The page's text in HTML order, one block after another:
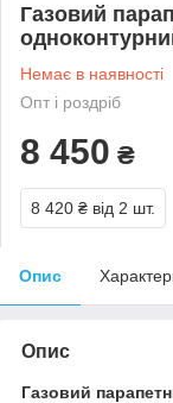
Газовий
Немає в наявності
Опт і роздріб
8 450 ₴
8 420 ₴ від 2 шт.
Опис
Опис
Газовий